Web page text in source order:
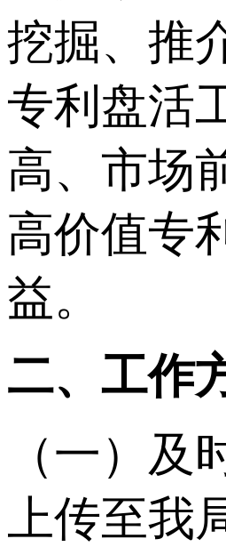
挖掘、推
专利盘活
高、市场
高价值专
益。
二、工作
（一）
上传至